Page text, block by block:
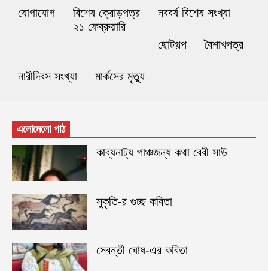
যোগাযোগ
বিশেষ ক্রোড়পত্র
২১ ফেব্রুয়ারি
নববর্ষ বিশেষ সংখ্যা
ছোটগল্প বৈশাখপত্র
নারীদিবস সংখ্যা মার্কসের মৃত্যু
এলোমেলো পাঠ
কাব্যনাট্য পাঞ্চজন্য কথা বেবী সাউ
সুকৃতি-র গুচ্ছ কবিতা
সেবন্তী ঘোষ-এর কবিতা